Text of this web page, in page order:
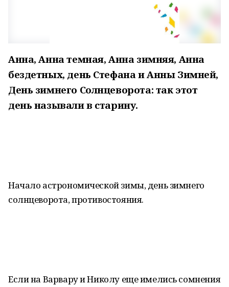
Анна, Анна темная, Анна зимняя, Анна
бездетных, день Стефана и Анны Зимней,
День зимнего Солнцеворота: так этот
день называли в старину.
Начало астрономической зимы, день зимнего
солнцеворота, противостояния.
Если на Варвару и Николу еще имелись сомнения